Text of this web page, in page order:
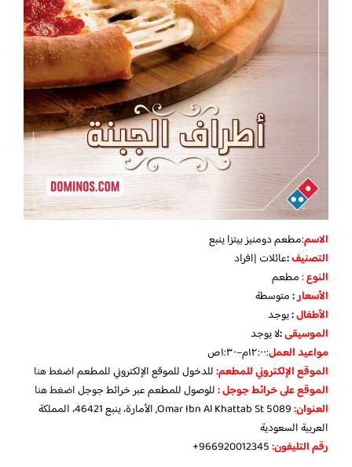
الاسم:مطعم دومنيز بيتزا ينبع
التصنيف:عائلات |افراد
النوع: مطعم
الأسعار:متوسطة
الأطفال:يوجد
الموسيقى:لايوجد
مواعيد العمل:١٢:٠٠م–١:٣٠ص
الموقع الإلكتروني للمطعم:للدخول للموقع الإلكتروني للمطعماضغط هنا
الموقع على خرائط جوجل :للوصول للمطعم عبر خرائط جوجلاضغط هنا
العنوان:
5089 Omar Ibn Al Khattab St, الأمارة، ينبع 46421، المملكة
العربية السعودية
رقم التليفون: